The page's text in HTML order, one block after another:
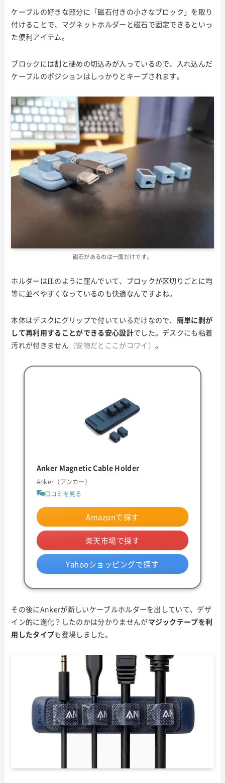
ケーブルの好きな部分に「磁石付きの小さなブロック」を取り
付けることで、マグネットホルダーと磁石で固定できるといっ
た便利アイテム。
ブロックには割と硬めの切込みが入っているので、入れ込んだ
ケーブルのポジションはしっかりとキープされます。
磁石があるのは一面だけです。
ホルダーは皿のように窪んでいて、ブロックが区切りごとに均
等に並べやすくなっているのも快適なんですよね。
本体はデスクにグリップで付いているだけなので、 簡単に剥が
して再利用することができる安心設計でした。デスクにも粘着
汚れが付きません （安物だとここがコワイ） 。
Anker Magnetic Cable Holder
Anker（アンカー）
口コミを見る
Amazonで探す
楽天市場で探す
Yahooショッピングで探す
その後にAnkerが新しいケーブルホルダーを出していて、デザ
イン的に進化？したのかは分かりませんがマジックテープを利
用したタイプも登場しました。